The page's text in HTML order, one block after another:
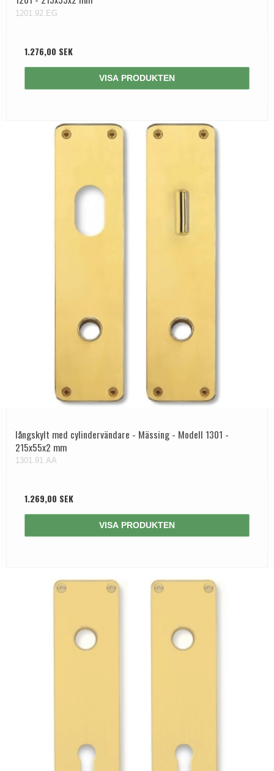
1201.92.EG
1.276,00 SEK
VISA PRODUKTEN
långskylt med cylindervändare - Mässing - Modell 1301 -
215x55x2 mm
1301.91.AA
1.269,00 SEK
VISA PRODUKTEN